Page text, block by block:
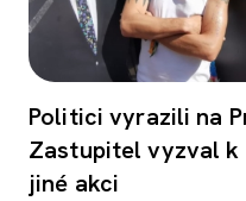
Politici vyrazili na
Zastupitel vyzval k
jiné akci